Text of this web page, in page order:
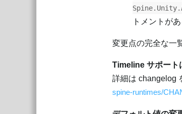
トメントが
変更点の完全な一
Timeline サポート
詳細は changelog
spine-runtimes/